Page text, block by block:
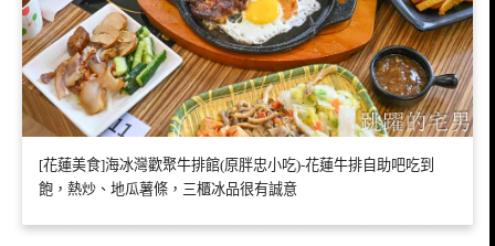
[花蓮美食]海冰灣歡聚牛排館(原胖忠小吃)-花蓮牛排自助吧吃到
飽，熱炒、地瓜薯條，三櫃冰品很有誠意